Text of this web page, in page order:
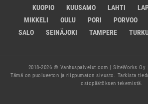
KUOPIO
KUUSAMO LAHTI
MIKKELI
OULU PORI PORVOO
SALO
SEINÄJOKI TAMPERE
2018-2026 © Vanhuspalvelut.com | SiteWorks Oy
Tämä on puolueeton ja riippumaton sivusto. Tarkista
ostopäätöksen tekemistä.